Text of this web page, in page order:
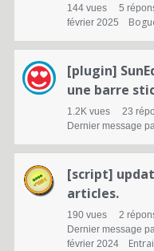
c
u
s
i
o
n
144 vues 5
février 2025
[plugin]
une barre
1.2K vues 23
Dernier message
[script]
articles.
190 vues 2
Dernier message
février 2024